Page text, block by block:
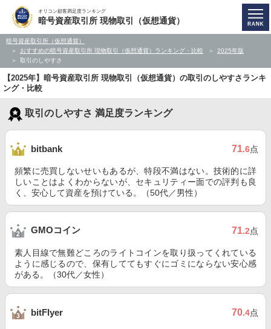
オリコン顧客満足度ランキング
暗号資産取引所 現物取引（仮想通貨）
暗号資産取引所（仮想通貨）
おすすめの暗号資産取引所 現物取引（仮想通貨）ランキング・比較
2025年版
取引のしやすさ
【2025年】暗号資産取引所 現物取引（仮想通貨）の取引のしやすさランキ
ング・比較
取引のしやすさ 満足度ランキング
bitbank 71.6点
頻繁に売買しないせいもあるが、特段不満はない。技術的に詳
しいことはよくわからないが、セキュリティー面での評判も良
く、安心して資産を預けている。（50代／男性）
GMOコイン 71.2点
素人目線で無難どころのライトコインを取り扱ってくれている
ように感じるので、保有しててもすぐにゴミにならない安心感
がある。（30代／女性）
bitFlyer 70.4点